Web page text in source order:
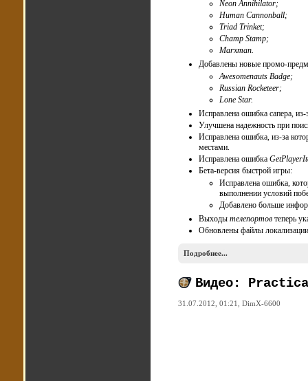
Neon Annihilator;
Human Cannonball;
Triad Trinket;
Champ Stamp;
Marxman.
Добавлены новые промо-
Awesomenauts Badge;
Russian Rocketeer;
Lone Star.
Исправлена ошибка сапера,
Улучшена надежность при
Исправлена ошибка, из-за
местами.
Исправлена ошибка
Бета-версия быстрой игры:
Исправлена ошибка,
выполнении условий
Добавлено больше
Выходы телепортов теперь
Обновлены файлы
Подробнее...
Видео:
31.07.2012, 01:21, DimX-6600